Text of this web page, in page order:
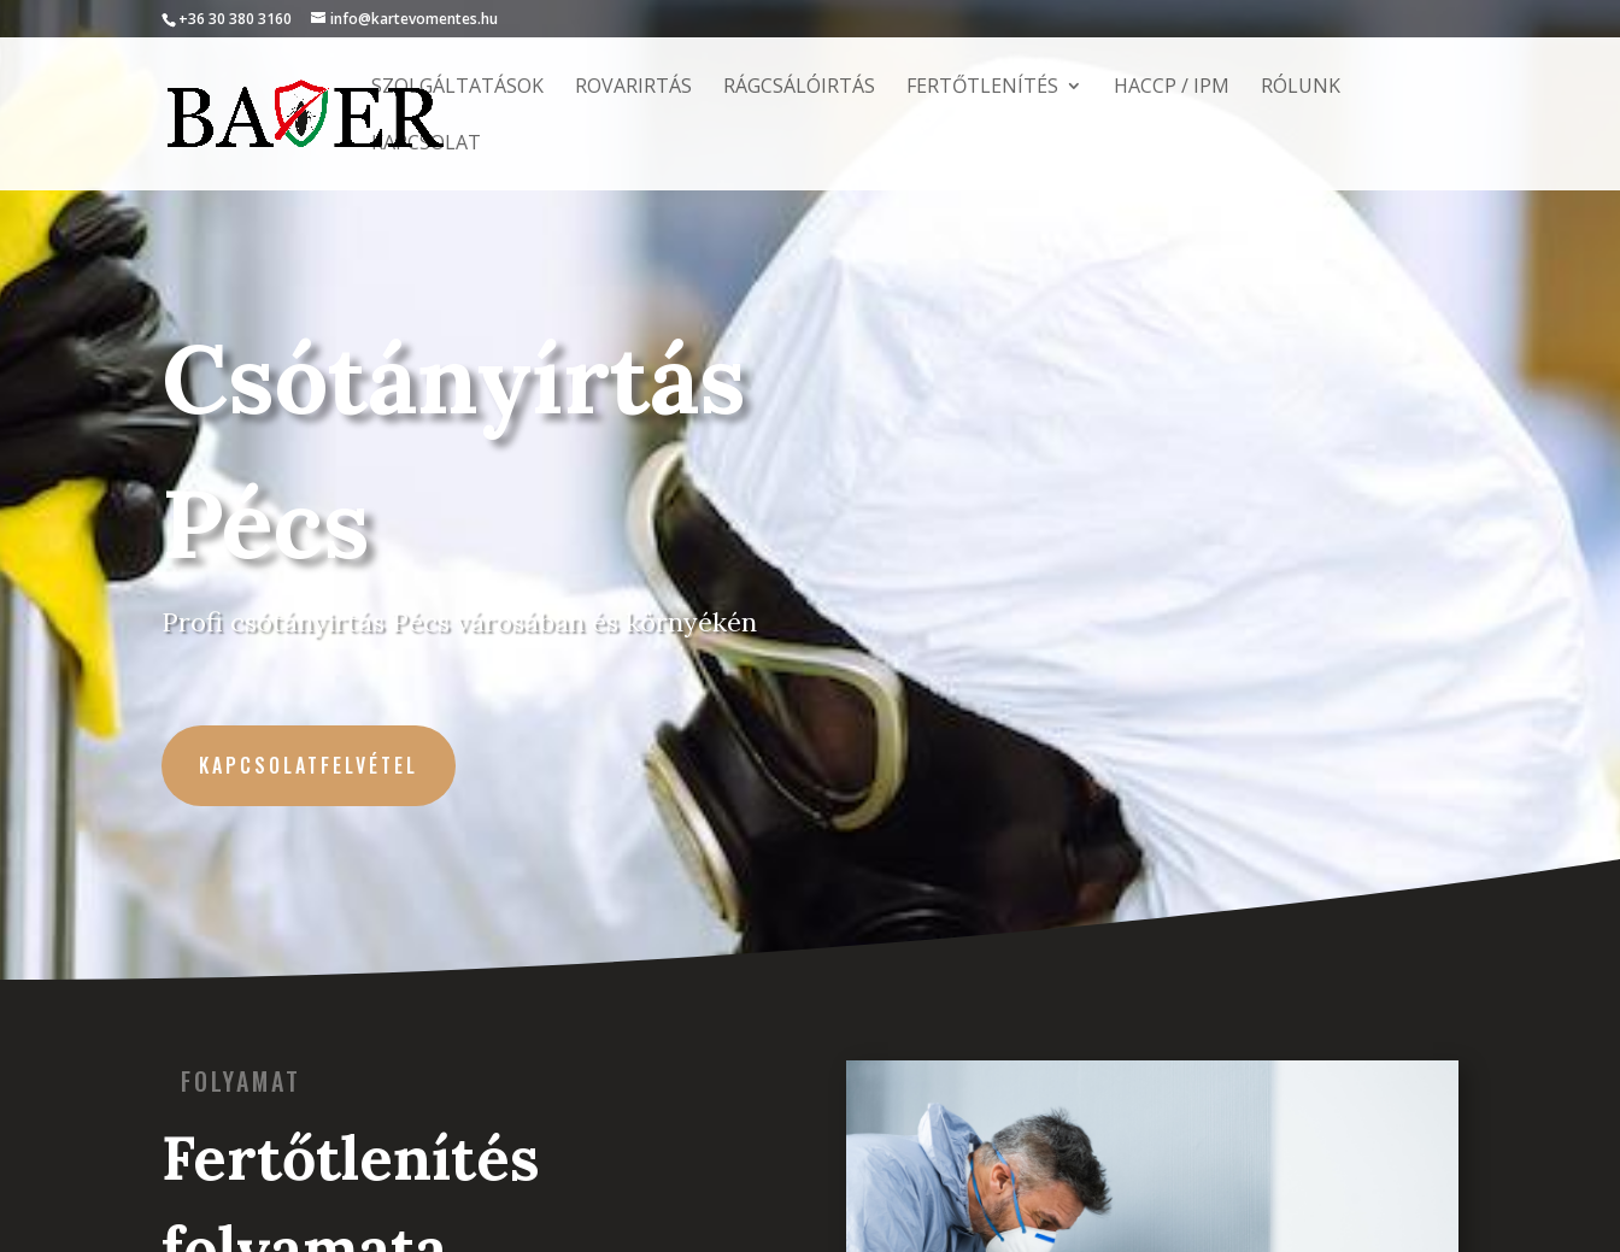
+36 30 380 3160 info@kartevomentes.hu
SZOLGÁLTATÁSOK ROVARIRTÁS RÁGCSÁLÓIRTÁS FERTŐTLENÍTÉS HACCP / IPM RÓLUNK
KAPCSOLAT
Csótányírtás
Pécs
Profi csótányirtás Pécs városában és környékén
KAPCSOLATFELVÉTEL
FOLYAMAT
Fertőtlenítés